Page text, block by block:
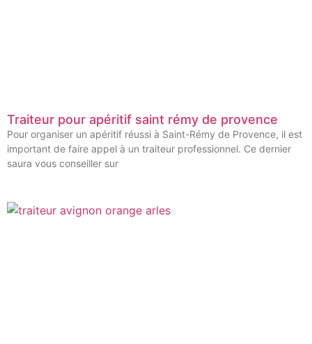
Traiteur pour apéritif saint rémy de provence
Pour organiser un apéritif réussi à Saint-Rémy de Provence, il est
important de faire appel à un traiteur professionnel. Ce dernier
saura vous conseiller sur